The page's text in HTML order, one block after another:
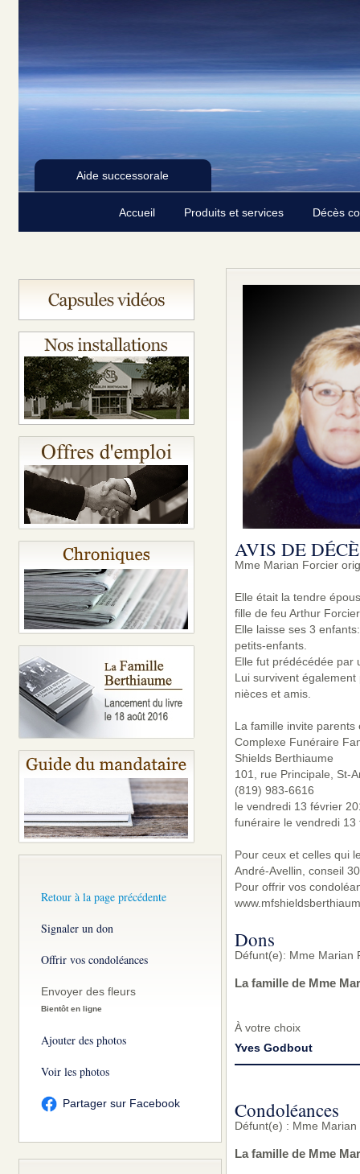
Aide successorale
Accueil Produits et services Décès
Retour à la page précédente
Signaler un don
Offrir vos condoléances
Envoyer des fleurs
Bientôt en ligne
Ajouter des photos
Voir les photos
Partager sur Facebook
AVIS DE
Mme Marian Forcier
Elle était la tendre
fille de feu Arthur
Elle laisse ses 3
petits-enfants.
Elle fut prédécédée par
Lui survivent
nièces et amis.
La famille invite parents
Complexe Funéraire
Shields Berthiaume
101, rue Principale, St-
(819) 983-6616
le vendredi 13 février
funéraire le vendredi
Pour ceux et celles qui
André-Avellin, conseil
Pour offrir vos
Dons
Défunt(e): Mme Marian
La famille de Mme
À votre choix
Yves Godbout
Condoléances
Défunt(e) : Mme
La famille de Mme